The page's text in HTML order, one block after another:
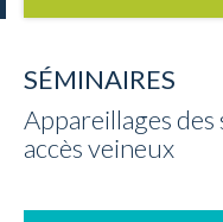
SÉMINAIRES
Appareillages
accès veineux